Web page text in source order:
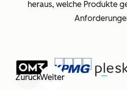
heraus, welche Produkte
ZurückWeiter